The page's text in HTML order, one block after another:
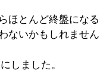
ほとんど終盤にな
ないかもしれません
にしました。